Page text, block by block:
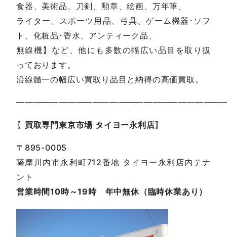
食器、美術品、刀剣、勲章、絵画、万年筆、
ライター、スポーツ用品、弓具、ゲーム機器･ソフ
ト、化粧品･香水、アンティーク品、
無線機】など、他にも多数の幅広い品目を取り扱
っております。
沿線髄一の幅広い買取り品目と納得の高価買取。
〖買取専門東京市場 タイヨー永利店〗
〒895-0005
薩摩川内市永利町712番地 タイヨー永利店内テナ
ント
営業時間10時～19時 年中無休（臨時休業あり）